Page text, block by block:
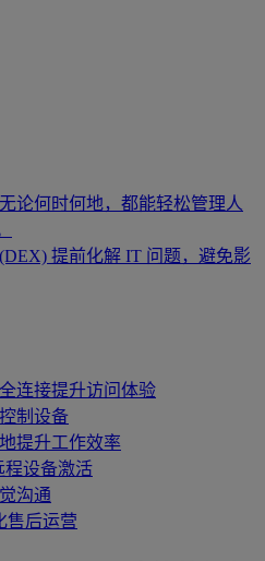
无论何时何地，都能轻松管理人
提前化解 IT 问题，避免影
连接提升访问体验
制设备
提升工作效率
程设备激活
沟通
售后运营